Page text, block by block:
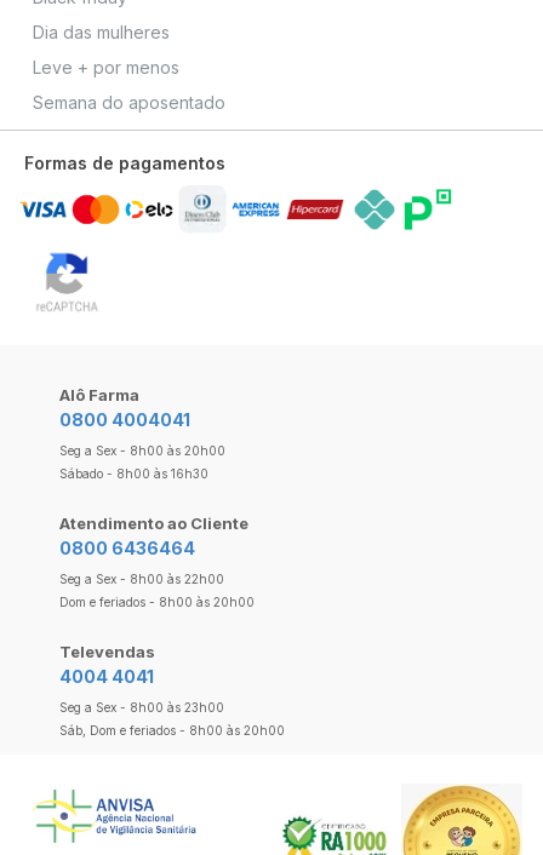
Dia das mulheres
Leve + por menos
Semana do aposentado
Formas de pagamentos
Alô Farma
0800 4004041
Seg a Sex - 8h00 às 20h00
Sábado - 8h00 às 16h30
Atendimento ao Cliente
0800 6436464
Seg a Sex - 8h00 às 22h00
Dom e feriados - 8h00 às 20h00
Televendas
4004 4041
Seg a Sex - 8h00 às 23h00
Sáb, Dom e feriados - 8h00 às 20h00